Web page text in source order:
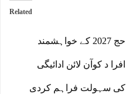
Related
حج 2027 کے خواہشمند
افرا د کوآن لائن ادائیگی
کی سہولت فراہم کردی